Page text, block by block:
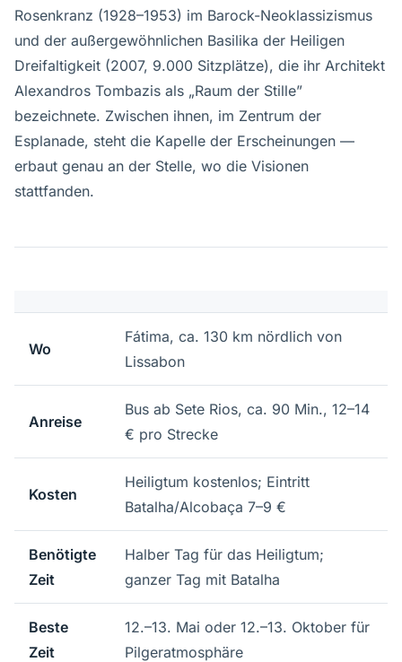
Rosenkranz (1928–1953) im Barock-Neoklassizismus
und der außergewöhnlichen Basilika der Heiligen
Dreifaltigkeit (2007, 9.000 Sitzplätze), die ihr Architekt
Alexandros Tombazis als „Raum der Stille”
bezeichnete. Zwischen ihnen, im Zentrum der
Esplanade, steht die Kapelle der Erscheinungen —
erbaut genau an der Stelle, wo die Visionen
stattfanden.
Wo
Fátima, ca. 130 km nördlich von
Lissabon
Anreise
Bus ab Sete Rios, ca. 90 Min., 12–14
€ pro Strecke
Kosten
Heiligtum kostenlos; Eintritt
Batalha/Alcobaça 7–9 €
Benötigte
Zeit
Halber Tag für das Heiligtum;
ganzer Tag mit Batalha
Beste
Zeit
12.–13. Mai oder 12.–13. Oktober für
Pilgeratmosphäre